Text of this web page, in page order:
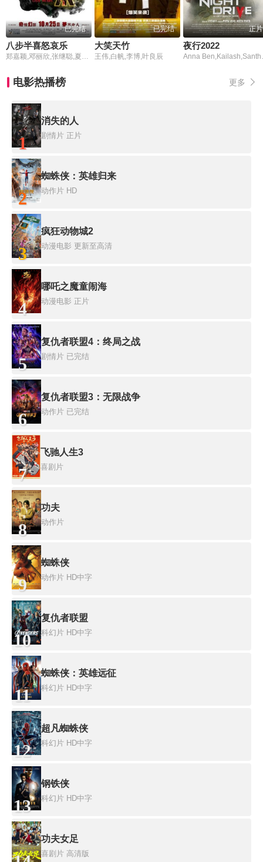
已完结
八步半喜怒哀乐
郑嘉颖,邓丽欣,张继聪,夏嫣,林敏骢,邵音音,陈静,苏丽珊,玛利亚,刘以达,利沙华,何华超,楼南光,陈望华,陈钰芸,温超,张武孝,范恺雯
已完结
大笑天竹
王伟,白帆,李博,叶良辰
正片
夜行2022
Anna
电影热播榜 更多
1
消失的人
剧情片 正片
2
蜘蛛侠：英雄归来
动作片 HD
3
疯狂动物城2
动漫电影 更新至高清
4
哪吒之魔童闹海
动漫电影 正片
5
复仇者联盟4：终局之战
剧情片 已完结
6
复仇者联盟3：无限战争
动作片 已完结
7
飞驰人生3
喜剧片
8
功夫
动作片
9
蜘蛛侠
动作片 HD中字
10
复仇者联盟
科幻片 HD中字
11
蜘蛛侠：英雄远征
科幻片 HD中字
12
超凡蜘蛛侠
科幻片 HD中字
13
钢铁侠
科幻片 HD中字
功夫女足
喜剧片 高清版